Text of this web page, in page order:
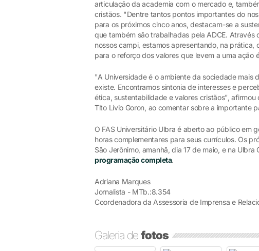
articulação da academia com o mercado e,
cristãos. "Dentre tantos pontos importantes do
para os próximos cinco anos, destacam-se a
que também são trabalhadas pela ADCE. Através
nossos campi, estamos apresentando, na
para o reforço dos valores que levem a uma ação
"A Universidade é o ambiente da sociedade mais
existe. Encontramos sintonia de interesses e
ética, sustentabilidade e valores cristãos",
Tito Lívio Goron, ao comentar sobre a importante
O FAS Universitário Ulbra é aberto ao público em
horas complementares para seus currículos. Os
São Jerônimo, amanhã, dia 17 de maio, e na
programação completa.
Adriana Marques
Jornalista - MTb.:8.354
Coordenadora da Assessoria de Imprensa e
Galeria defotos